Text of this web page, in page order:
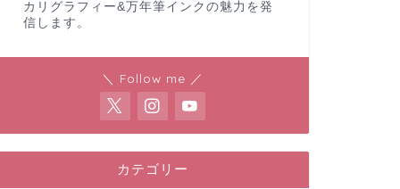
カリグラフィー&万年筆インクの魅力を発
信します。
＼ Follow me ／
カテゴリー